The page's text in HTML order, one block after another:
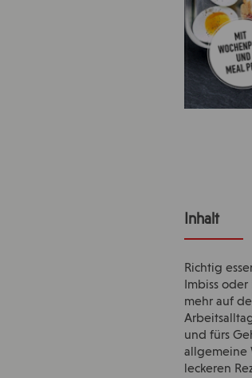
Inhalt
Richtig
Imbiss
mehr auf
und fürs
allgemeine
leckeren